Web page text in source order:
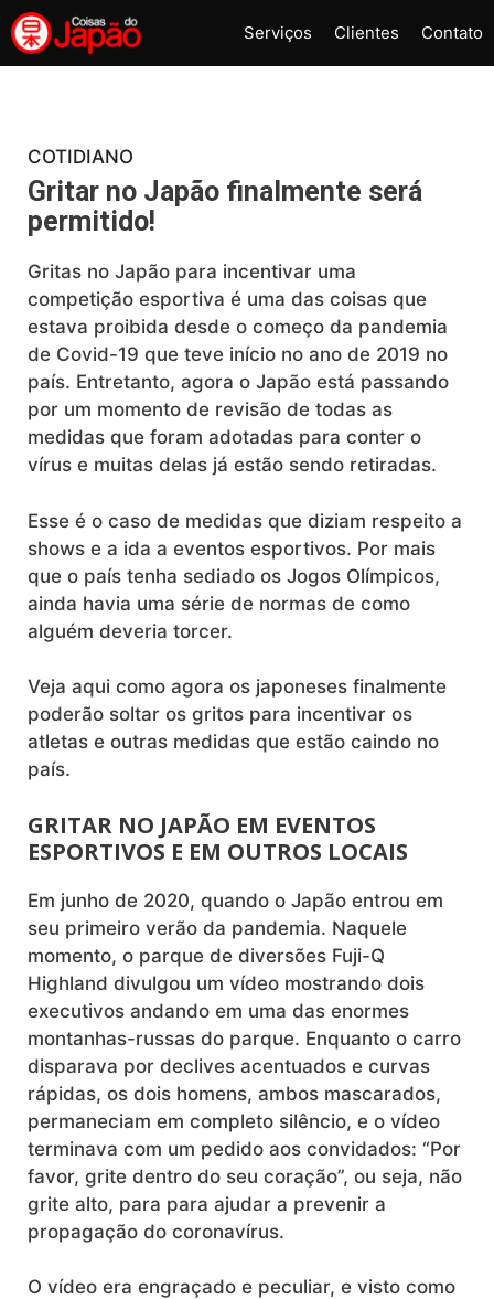
Pular
para
o
Serviços Clientes Contato
COTIDIANO
Gritar no Japão finalmente será
permitido!
Gritas no Japão para incentivar uma
competição esportiva é uma das coisas que
estava proibida desde o começo da pandemia
de Covid-19 que teve início no ano de 2019 no
país. Entretanto, agora o Japão está passando
por um momento de revisão de todas as
medidas que foram adotadas para conter o
vírus e muitas delas já estão sendo retiradas.
Esse é o caso de medidas que diziam respeito a
shows e a ida a eventos esportivos. Por mais
que o país tenha sediado os Jogos Olímpicos,
ainda havia uma série de normas de como
alguém deveria torcer.
Veja aqui como agora os japoneses finalmente
poderão soltar os gritos para incentivar os
atletas e outras medidas que estão caindo no
país.
GRITAR NO JAPÃO EM EVENTOS
ESPORTIVOS E EM OUTROS LOCAIS
Em junho de 2020, quando o Japão entrou em
seu primeiro verão da pandemia. Naquele
momento, o parque de diversões Fuji-Q
Highland divulgou um vídeo mostrando dois
executivos andando em uma das enormes
montanhas-russas do parque. Enquanto o carro
disparava por declives acentuados e curvas
rápidas, os dois homens, ambos mascarados,
permaneciam em completo silêncio, e o vídeo
terminava com um pedido aos convidados: “Por
favor, grite dentro do seu coração”, ou seja, não
grite alto, para para ajudar a prevenir a
propagação do coronavírus.
O vídeo era engraçado e peculiar, e visto como